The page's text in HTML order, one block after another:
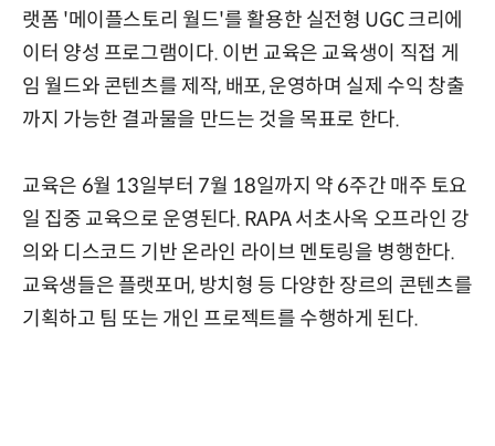
랫폼 '메이플스토리 월드'를 활용한 실전형 UGC 크리에
이터 양성 프로그램이다. 이번 교육은 교육생이 직접 게
임 월드와 콘텐츠를 제작, 배포, 운영하며 실제 수익 창출
까지 가능한 결과물을 만드는 것을 목표로 한다.
교육은 6월 13일부터 7월 18일까지 약 6주간 매주 토요
일 집중 교육으로 운영된다. RAPA 서초사옥 오프라인 강
의와 디스코드 기반 온라인 라이브 멘토링을 병행한다.
교육생들은 플랫포머, 방치형 등 다양한 장르의 콘텐츠를
기획하고 팀 또는 개인 프로젝트를 수행하게 된다.